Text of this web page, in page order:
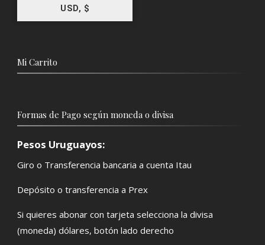
USD, $
Mi Carrito
Formas de Pago según moneda o divisa
Pesos Uruguayos:
Giro o Transferencia bancaria a cuenta Itau
Depósito o transferencia a Prex
Si quieres abonar con tarjeta selecciona la divisa
(moneda) dólares, botón lado derecho